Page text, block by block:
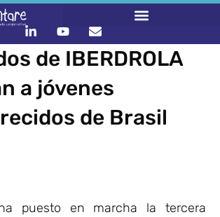
de IBERDROLA
a jóvenes
de Brasil
ha puesto en marcha la tercera